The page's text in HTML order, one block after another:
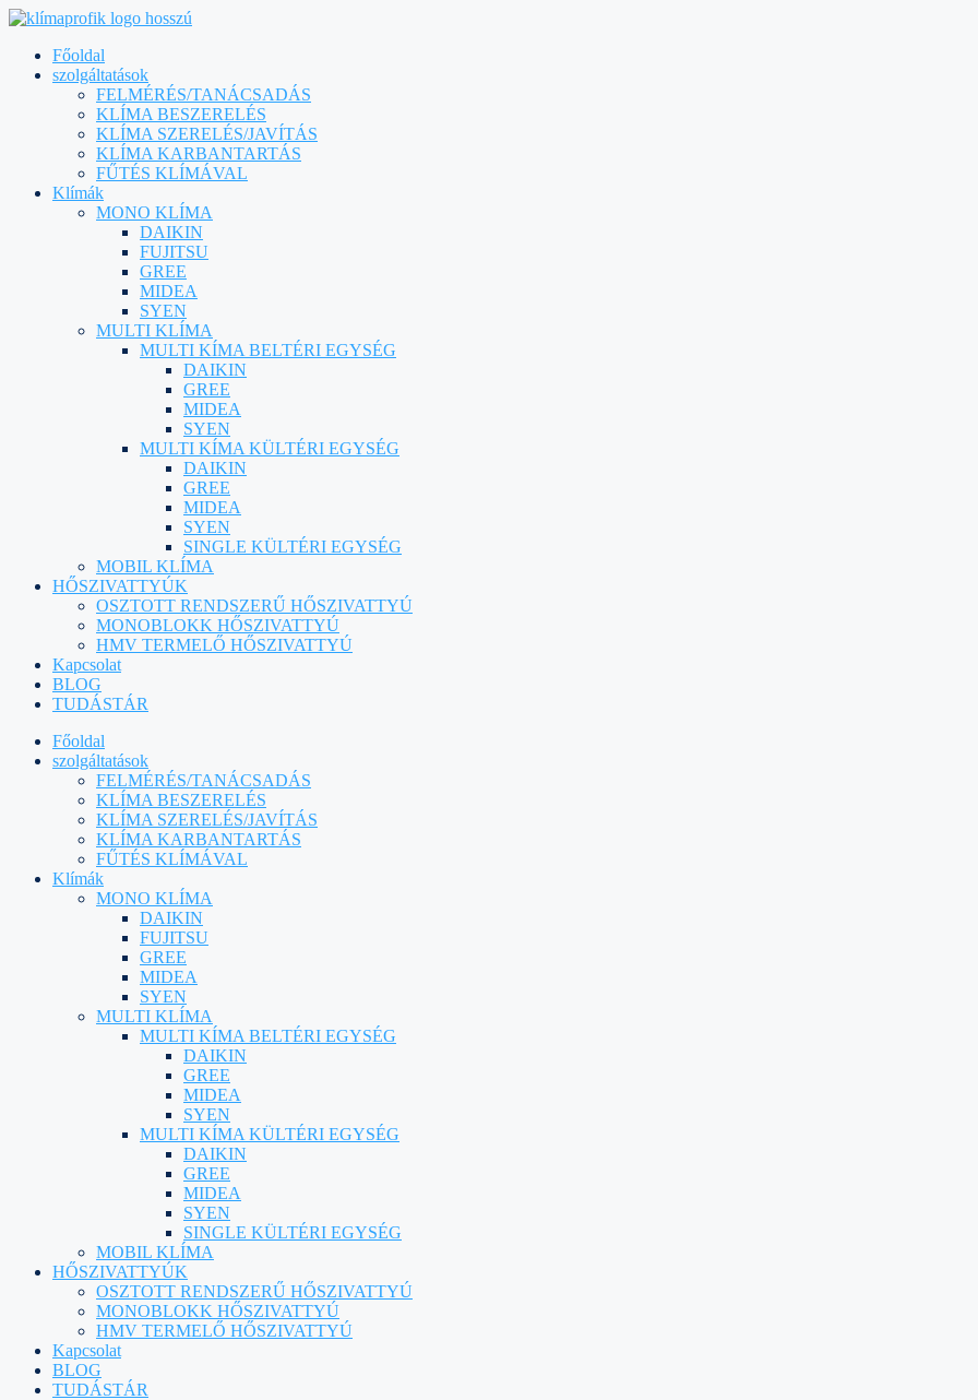
Főoldal
szolgáltatások
FELMÉRÉS/TANÁCSADÁS
KLÍMA BESZERELÉS
KLÍMA SZERELÉS/JAVÍTÁS
KLÍMA KARBANTARTÁS
FŰTÉS KLÍMÁVAL
Klímák
MONO KLÍMA
DAIKIN
FUJITSU
GREE
MIDEA
SYEN
MULTI KLÍMA
MULTI KÍMA BELTÉRI EGYSÉG
DAIKIN
GREE
MIDEA
SYEN
MULTI KÍMA KÜLTÉRI EGYSÉG
DAIKIN
GREE
MIDEA
SYEN
SINGLE KÜLTÉRI EGYSÉG
MOBIL KLÍMA
HŐSZIVATTYÚK
OSZTOTT RENDSZERŰ HŐSZIVATTYÚ
MONOBLOKK HŐSZIVATTYÚ
HMV TERMELŐ HŐSZIVATTYÚ
Kapcsolat
BLOG
TUDÁSTÁR
Főoldal
szolgáltatások
FELMÉRÉS/TANÁCSADÁS
KLÍMA BESZERELÉS
KLÍMA SZERELÉS/JAVÍTÁS
KLÍMA KARBANTARTÁS
FŰTÉS KLÍMÁVAL
Klímák
MONO KLÍMA
DAIKIN
FUJITSU
GREE
MIDEA
SYEN
MULTI KLÍMA
MULTI KÍMA BELTÉRI EGYSÉG
DAIKIN
GREE
MIDEA
SYEN
MULTI KÍMA KÜLTÉRI EGYSÉG
DAIKIN
GREE
MIDEA
SYEN
SINGLE KÜLTÉRI EGYSÉG
MOBIL KLÍMA
HŐSZIVATTYÚK
OSZTOTT RENDSZERŰ HŐSZIVATTYÚ
MONOBLOKK HŐSZIVATTYÚ
HMV TERMELŐ HŐSZIVATTYÚ
Kapcsolat
BLOG
TUDÁSTÁR